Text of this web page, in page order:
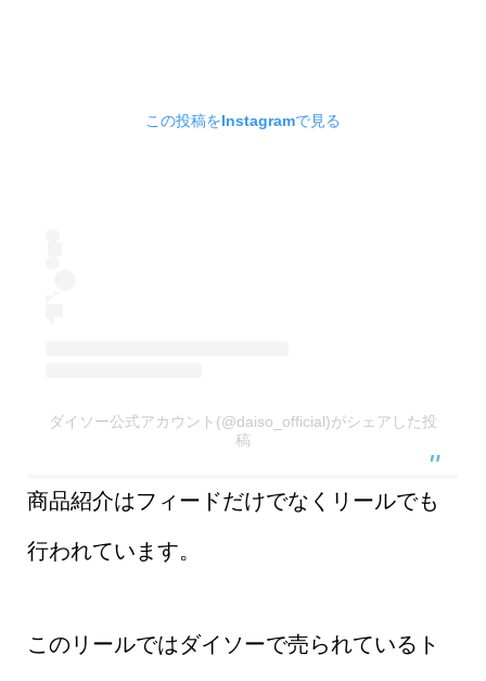
この投稿をInstagramで見る
ダイソー公式アカウント(@daiso_official)がシェアした投
稿
商品紹介はフィードだけでなくリールでも
行われています。
このリールではダイソーで売られているト